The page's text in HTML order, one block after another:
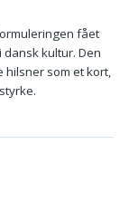
fået
kultur. Den
som et kort,